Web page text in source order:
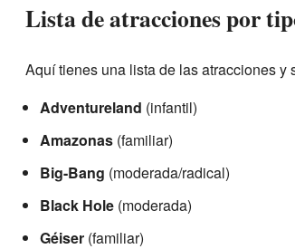
Lista de atracciones por
Aquí tienes una lista de las atracciones y
Adventureland (infantil)
Amazonas(familiar)
Big-Bang (moderada/radical)
Black Hole(moderada)
Géiser(familiar)